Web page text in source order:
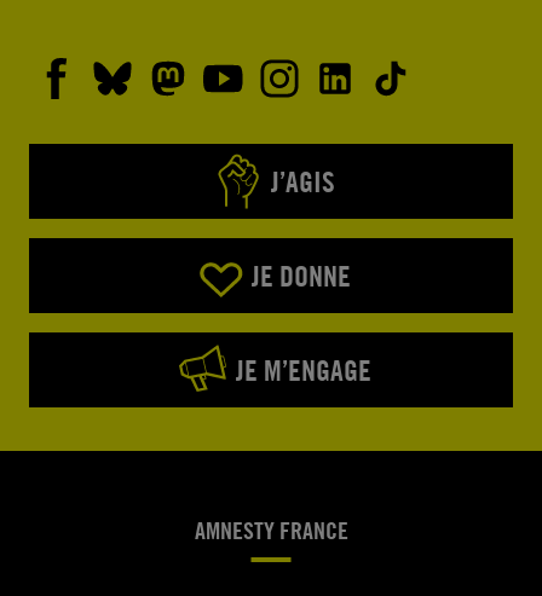
J’AGIS
JE DONNE
JE M’ENGAGE
AMNESTY FRANCE